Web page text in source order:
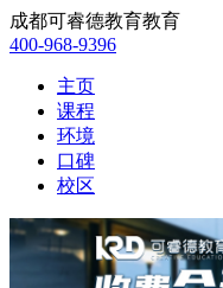
成都可睿德教育教育
400-968-9396
主页
课程
环境
口碑
校区